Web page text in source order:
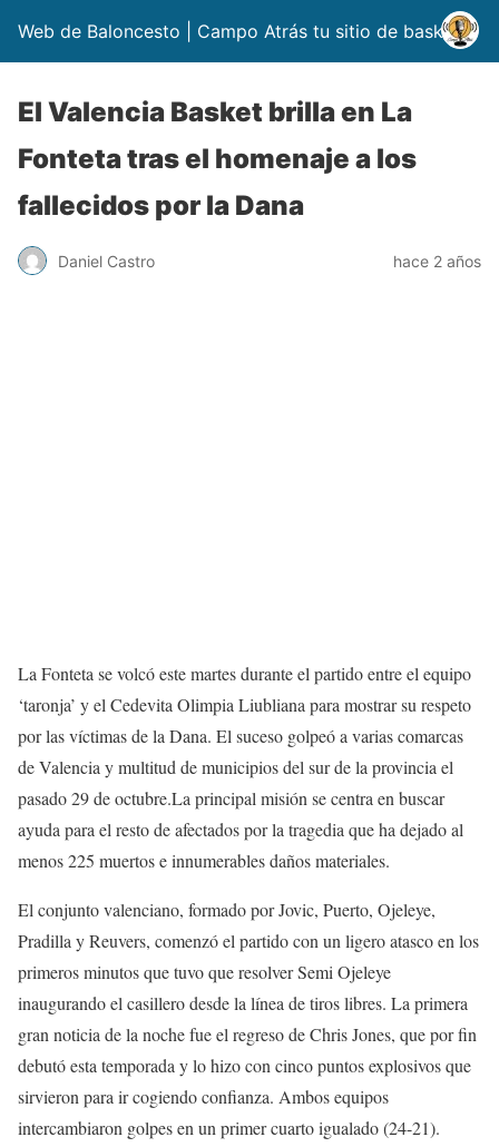
Web de Baloncesto | Campo Atrás tu sitio de basket
El Valencia Basket brilla en La
Fonteta tras el homenaje a los
fallecidos por la Dana
Daniel Castro hace 2 años
La Fonteta se volcó este martes durante el partido entre el equipo
‘taronja’ y el Cedevita Olimpia Liubliana para mostrar su respeto
por las víctimas de la Dana. El suceso golpeó a varias comarcas
de Valencia y multitud de municipios del sur de la provincia el
pasado 29 de octubre.La principal misión se centra en buscar
ayuda para el resto de afectados por la tragedia que ha dejado al
menos 225 muertos e innumerables daños materiales.
El conjunto valenciano, formado por Jovic, Puerto, Ojeleye,
Pradilla y Reuvers, comenzó el partido con un ligero atasco en los
primeros minutos que tuvo que resolver Semi Ojeleye
inaugurando el casillero desde la línea de tiros libres. La primera
gran noticia de la noche fue el regreso de Chris Jones, que por fin
debutó esta temporada y lo hizo con cinco puntos explosivos que
sirvieron para ir cogiendo confianza. Ambos equipos
intercambiaron golpes en un primer cuarto igualado (24-21).